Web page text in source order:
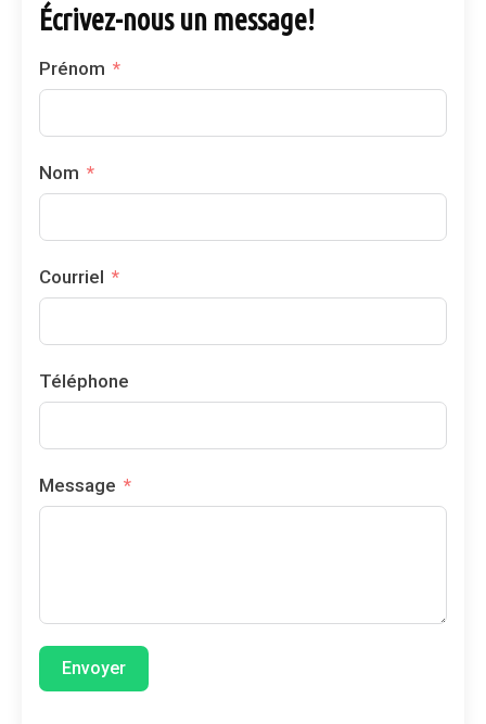
Écrivez-nous un message!
Prénom
Nom
Courriel
Téléphone
Message
Envoyer